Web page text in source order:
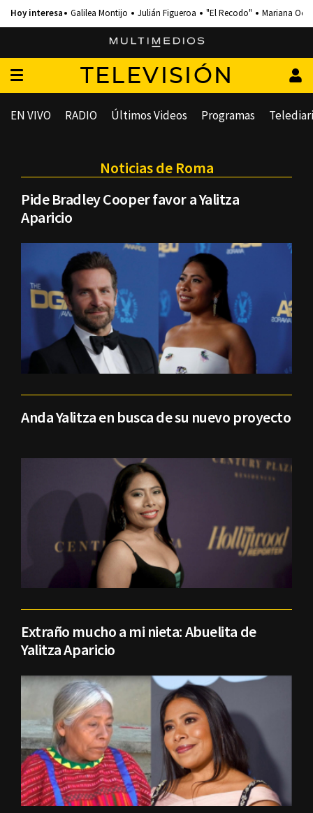
Galilea Montijo Julián Figueroa "El Recodo" Mariana
TELEVISIÓN
EN VIVO RADIO Últimos Videos Programas
Noticias de Roma
Pide Bradley Cooper favor a Yalitza
Aparicio
Anda Yalitza en busca de su nuevo proyecto
Extraño mucho a mi nieta: Abuelita de
Yalitza Aparicio